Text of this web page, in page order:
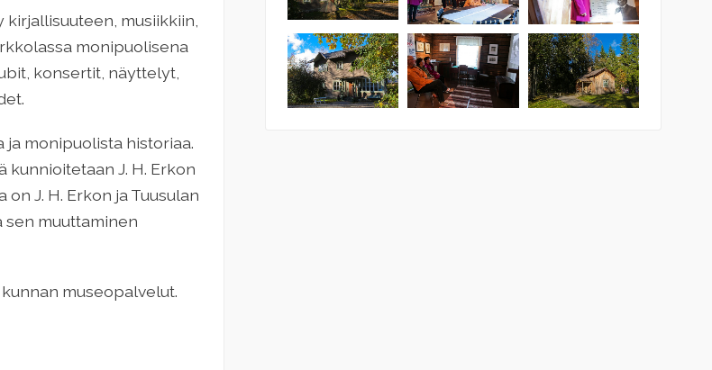
musiikkiin,
monipuolisena
konsertit, näyttelyt,
monipuolista historiaa.
J. H. Erkon
J. H. Erkon ja Tuusulan
muuttaminen
museopalvelut.